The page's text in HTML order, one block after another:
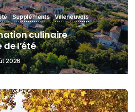
Suppléments Villeneuvois
culinaire
l’été
2026